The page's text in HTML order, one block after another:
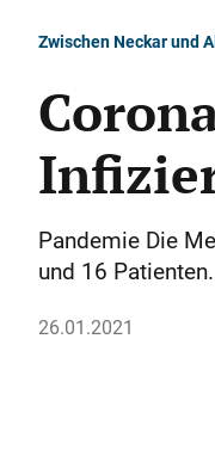
Zwischen Neckar und
Pandemie Die
und 16 Patienten.
26.01.2021